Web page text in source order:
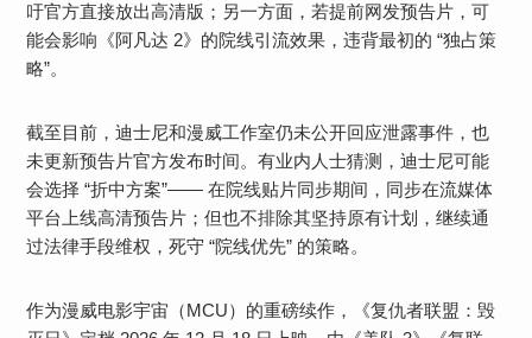
吁官方直接放出高清版；另一方面，若提前网发预告片，可
能会影响《阿凡达 2》的院线引流效果，违背最初的 “独占策
略”。​
截至目前，迪士尼和漫威工作室仍未公开回应泄露事件，也
未更新预告片官方发布时间。有业内人士猜测，迪士尼可能
会选择 “折中方案”—— 在院线贴片同步期间，同步在流媒体
平台上线高清预告片；但也不排除其坚持原有计划，继续通
过法律手段维权，死守 “院线优先” 的策略。
作为漫威电影宇宙（MCU）的重磅续作，《复仇者联盟：毁